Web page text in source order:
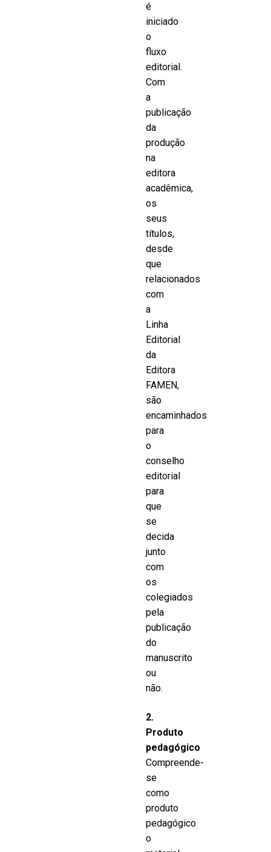
é
iniciado
o
fluxo
editorial.
Com
a
publicação
da
produção
na
editora
acadêmica,
os
seus
títulos,
desde
que
relacionados
com
a
Linha
Editorial
da
Editora
FAMEN,
são
encaminhados
para
o
conselho
editorial
para
que
se
decida
junto
com
os
colegiados
pela
publicação
do
manuscrito
ou
não.
2.
Produto
pedagógico
Compreende-
se
como
produto
pedagógico
o